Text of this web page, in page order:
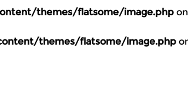
themes/flatsome/image.php
themes/flatsome/image.php